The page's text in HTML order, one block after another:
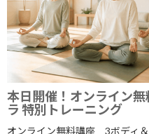
2025年9月
2025年8月
2025年7月
2025年6月
2025年5月
本日開催！オンライン
ラ 特別トレーニング
オンライン無料講座 3ボディ